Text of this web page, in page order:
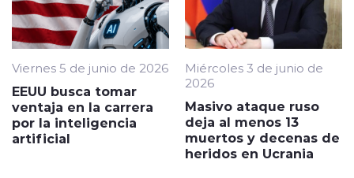
Viernes 5 de junio de 2026
EEUU busca tomar
ventaja en la carrera
por la inteligencia
artificial
Miércoles 3 de junio de
2026
Masivo ataque ruso
deja al menos 13
muertos y decenas de
heridos en Ucrania